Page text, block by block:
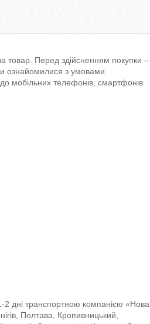
товар. Перед здійсненням покупки –
ознайомилися з умовами
мобільних телефонів, смартфонів
2 дні транспортною компанією «Нова
Полтава, Кропивницький,